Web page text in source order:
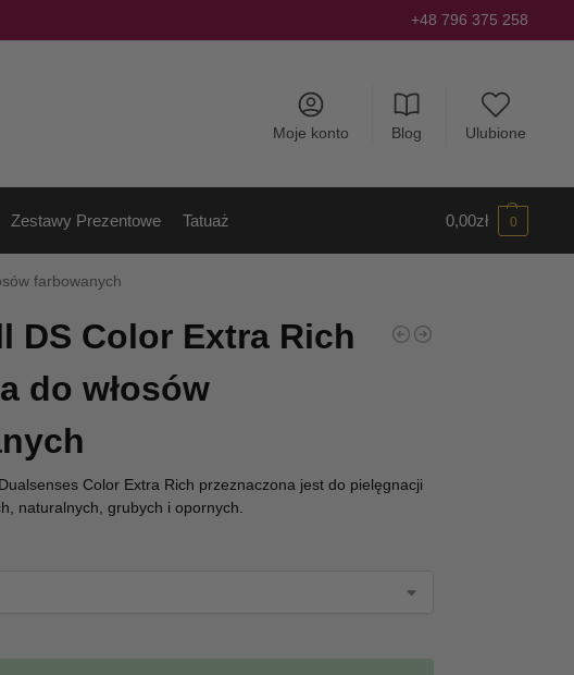
+48 796 375 258
Moje konto Blog Ulubione
Zestawy Prezentowe Tatuaż 0,00zł 0
farbowanych
DS Color Extra Rich
do włosów
Color Extra Rich przeznaczona jest do pielęgnacji
naturalnych, grubych i opornych.